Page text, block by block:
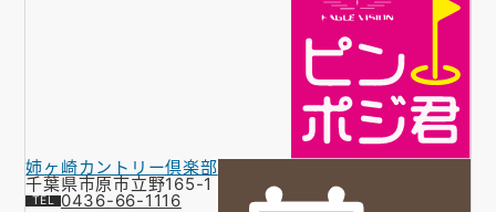
姉ヶ崎カントリー倶楽部
千葉県市原市立野165-1
0436-66-1116